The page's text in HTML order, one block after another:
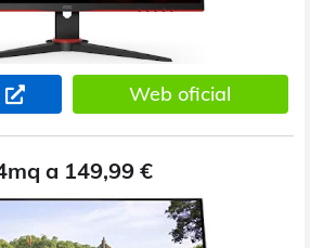
Web oficial
a 149,99 €